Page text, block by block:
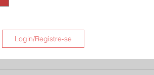
Login/Registre-se